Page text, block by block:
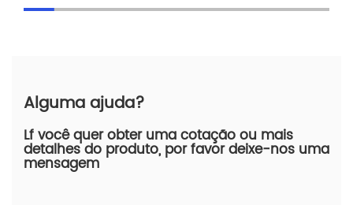
Alguma ajuda?
Lf você quer obter uma cotação ou mais
detalhes do produto, por favor deixe-nos uma
mensagem